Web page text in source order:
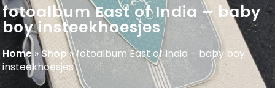
fotoalbum East of India – baby
boy insteekhoesjes
Home»Shop»fotoalbum East of India – baby boy
insteekhoesjes